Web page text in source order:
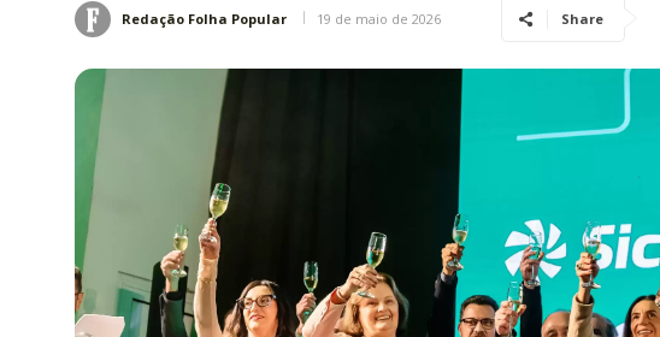
Redação Folha Popular 19 de maio de 2026 Share